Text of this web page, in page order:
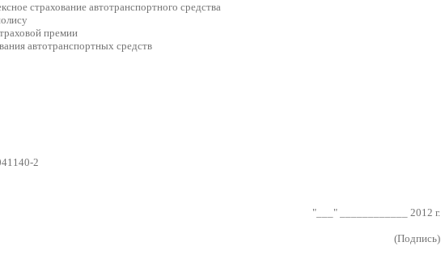
страхование автотранспортного средства
премии
автотранспортных средств
2
"___" ____________ 2012 г.
(Подпись)